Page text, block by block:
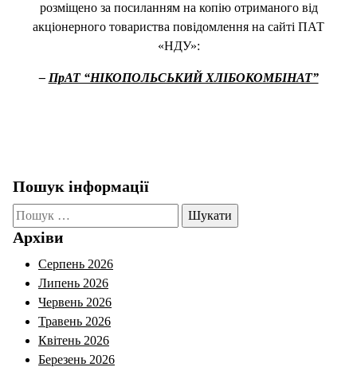
розміщено за посиланням на копію отриманого від
акціонерного товариства повідомлення на сайті ПАТ
«НДУ»:
– ПрАТ “НІКОПОЛЬСЬКИЙ ХЛІБОКОМБІНАТ”
Пошук інформації
Пошук:
Архіви
Серпень 2026
Липень 2026
Червень 2026
Травень 2026
Квітень 2026
Березень 2026